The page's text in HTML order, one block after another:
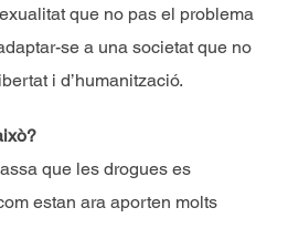
que no pas el problema
se a una societat que no
i d’humanització.
que les drogues es
estan ara aporten molts